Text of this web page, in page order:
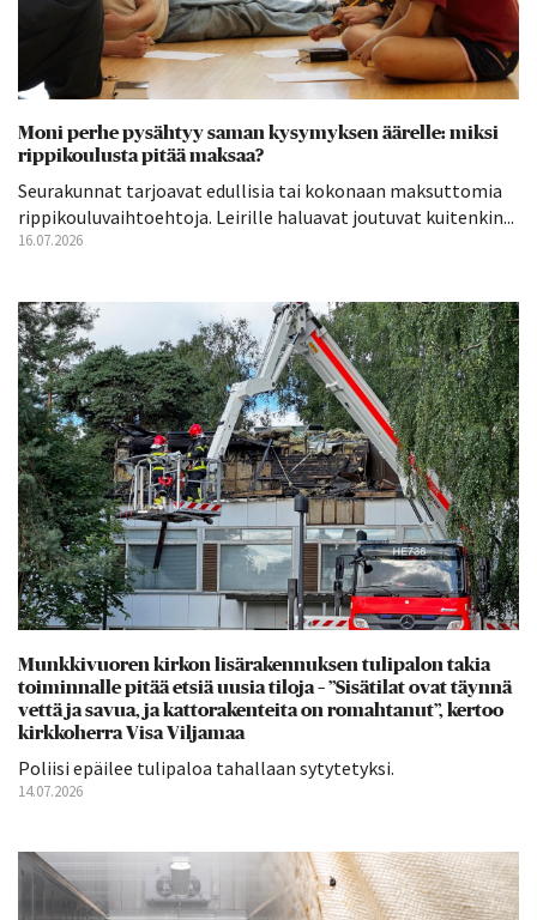
Moni perhe pysähtyy saman kysymyksen äärelle: miksi
rippikoulusta pitää maksaa?
Seurakunnat tarjoavat edullisia tai kokonaan maksuttomia
rippikouluvaihtoehtoja. Leirille haluavat joutuvat kuitenkin...
16.07.2026
Munkkivuoren kirkon lisärakennuksen tulipalon takia
toiminnalle pitää etsiä uusia tiloja – ”Sisätilat ovat täynnä
vettä ja savua, ja kattorakenteita on romahtanut”, kertoo
kirkkoherra Visa Viljamaa
Poliisi epäilee tulipaloa tahallaan sytytetyksi.
14.07.2026